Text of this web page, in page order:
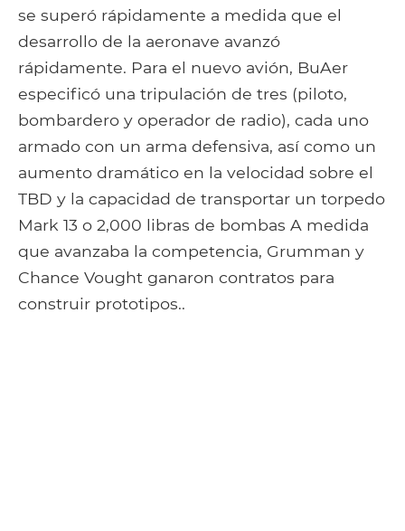
se superó rápidamente a medida que el
desarrollo de la aeronave avanzó
rápidamente. Para el nuevo avión, BuAer
especificó una tripulación de tres (piloto,
bombardero y operador de radio), cada uno
armado con un arma defensiva, así como un
aumento dramático en la velocidad sobre el
TBD y la capacidad de transportar un torpedo
Mark 13 o 2,000 libras de bombas A medida
que avanzaba la competencia, Grumman y
Chance Vought ganaron contratos para
construir prototipos..